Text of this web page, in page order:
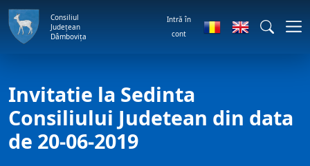
Consiliul
Județean
Dâmbovița
Intră în
cont
Invitatie la Sedinta
Consiliului Judetean din data
de 20-06-2019